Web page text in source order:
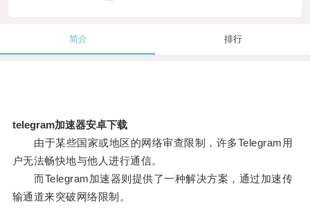
简介 排行
telegram加速器安卓下载
由于某些国家或地区的网络审查限制，许多Telegram用
户无法畅快地与他人进行通信。
而Telegram加速器则提供了一种解决方案，通过加速传
输通道来突破网络限制。